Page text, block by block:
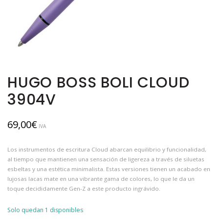
HUGO BOSS BOLI CLOUD
3904V
69,00€ IVA
Los instrumentos de escritura Cloud abarcan equilibrio y funcionalidad,
al tiempo que mantienen una sensación de ligereza a través de siluetas
esbeltas y una estética minimalista. Estas versiones tienen un acabado en
lujosas lacas mate en una vibrante gama de colores, lo que le da un
toque decididamente Gen-Z a este producto ingrávido.
Solo quedan 1 disponibles